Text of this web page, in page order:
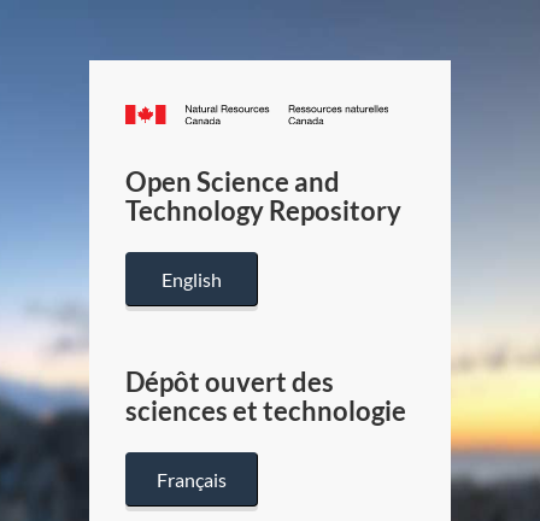
Canada.ca
/
Canada
Open Science and
Technology Repository
English
Dépôt ouvert des
sciences et technologie
Français